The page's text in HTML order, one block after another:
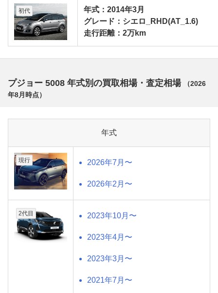
初代
年式：2014年3月
グレード：シエロ_RHD(AT_1.6)
走行距離：2万km
プジョー 5008 年式別の買取相場・査定相場 （2026
年8月 時点）
年式
現行 2026年7月〜
2026年2月〜
2代目 2023年10月〜
2023年4月〜
2023年3月〜
2021年7月〜